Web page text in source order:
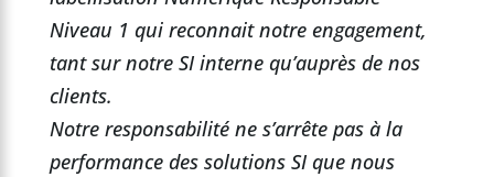
Niveau 1 qui reconnait notre engagement,
tant sur notre SI interne qu’auprès de nos
clients.
Notre responsabilité ne s’arrête pas à la
performance des solutions SI que nous